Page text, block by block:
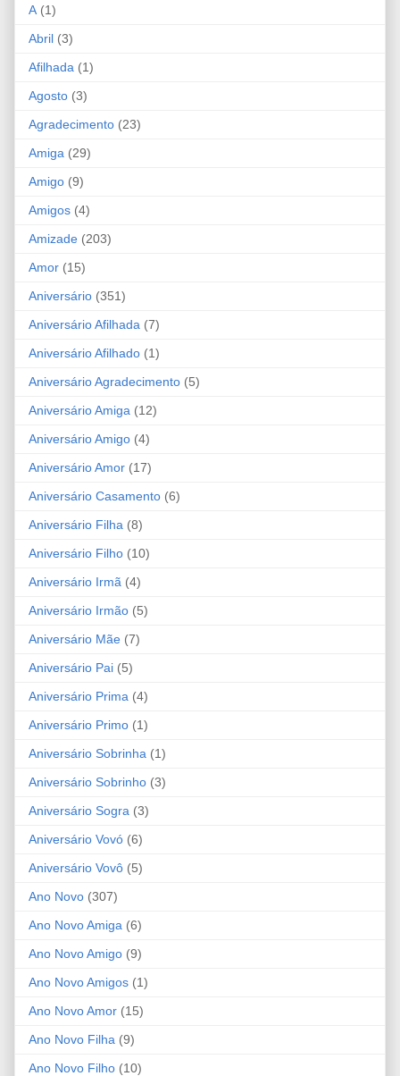
A (1)
Abril (3)
Afilhada (1)
Agosto (3)
Agradecimento (23)
Amiga (29)
Amigo (9)
Amigos (4)
Amizade (203)
Amor (15)
Aniversário (351)
Aniversário Afilhada (7)
Aniversário Afilhado (1)
Aniversário Agradecimento (5)
Aniversário Amiga (12)
Aniversário Amigo (4)
Aniversário Amor (17)
Aniversário Casamento (6)
Aniversário Filha (8)
Aniversário Filho (10)
Aniversário Irmã (4)
Aniversário Irmão (5)
Aniversário Mãe (7)
Aniversário Pai (5)
Aniversário Prima (4)
Aniversário Primo (1)
Aniversário Sobrinha (1)
Aniversário Sobrinho (3)
Aniversário Sogra (3)
Aniversário Vovó (6)
Aniversário Vovô (5)
Ano Novo (307)
Ano Novo Amiga (6)
Ano Novo Amigo (9)
Ano Novo Amigos (1)
Ano Novo Amor (15)
Ano Novo Filha (9)
Ano Novo Filho (10)